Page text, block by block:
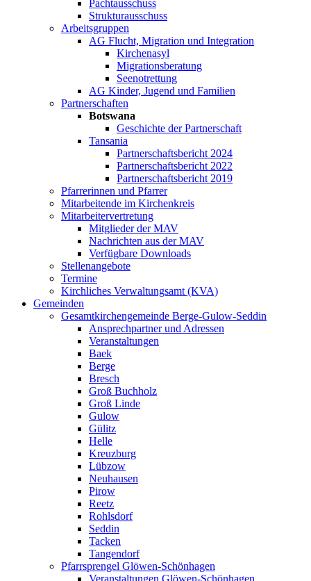
Pachtausschuss
Strukturausschuss
Arbeitsgruppen
AG Flucht, Migration und Integration
Kirchenasyl
Migrationsberatung
Seenotrettung
AG Kinder, Jugend und Familien
Partnerschaften
Botswana
Geschichte der Partnerschaft
Tansania
Partnerschaftsbericht 2024
Partnerschaftsbericht 2022
Partnerschaftsbericht 2019
Pfarrerinnen und Pfarrer
Mitarbeitende im Kirchenkreis
Mitarbeitervertretung
Mitglieder der MAV
Nachrichten aus der MAV
Verfügbare Downloads
Stellenangebote
Termine
Kirchliches Verwaltungsamt (KVA)
Gemeinden
Gesamtkirchengemeinde Berge-Gulow-Seddin
Ansprechpartner und Adressen
Veranstaltungen
Baek
Berge
Bresch
Groß Buchholz
Groß Linde
Gulow
Gülitz
Helle
Kreuzburg
Lübzow
Neuhausen
Pirow
Reetz
Rohlsdorf
Seddin
Tacken
Tangendorf
Pfarrsprengel Glöwen-Schönhagen
Veranstaltungen Glöwen-Schönhagen